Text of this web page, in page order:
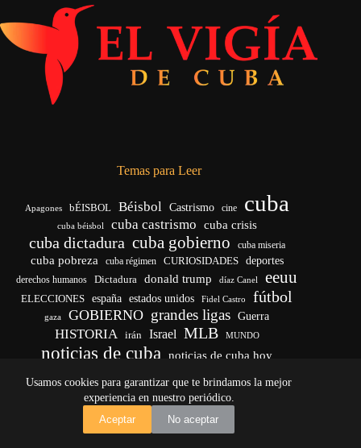
Usamos cookies para garantizar que te brindamos la mejor
experiencia en nuestro periódico.
Aceptar
No aceptar
Temas para Leer
Apagones bÉISBOL Béisbol Castrismo cine cuba
cuba béisbol cuba castrismo cuba crisis
cuba dictadura cuba gobierno cuba miseria
cuba pobreza cuba régimen CURIOSIDADES deportes
derechos humanos Dictadura donald trump díaz Canel eeuu
ELECCIONES españa estados unidos Fidel Castro fútbol
gaza GOBIERNO grandes ligas Guerra
HISTORIA irán Israel MLB MUNDO
noticias de cuba
noticias de cuba hoy
vida yankees
Copyright © 2026 - El Vigía de Cuba
Desarrollo, mantenimiento web y SEO por